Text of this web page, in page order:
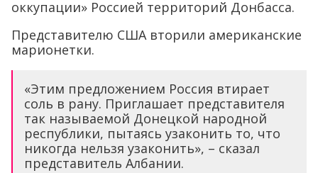
оккупации» Россией территорий Донбасса.
Представителю США вторили американские
марионетки.
«Этим предложением Россия втирает
соль в рану. Приглашает представителя
так называемой Донецкой народной
республики, пытаясь узаконить то, что
никогда нельзя узаконить», – сказал
представитель Албании.